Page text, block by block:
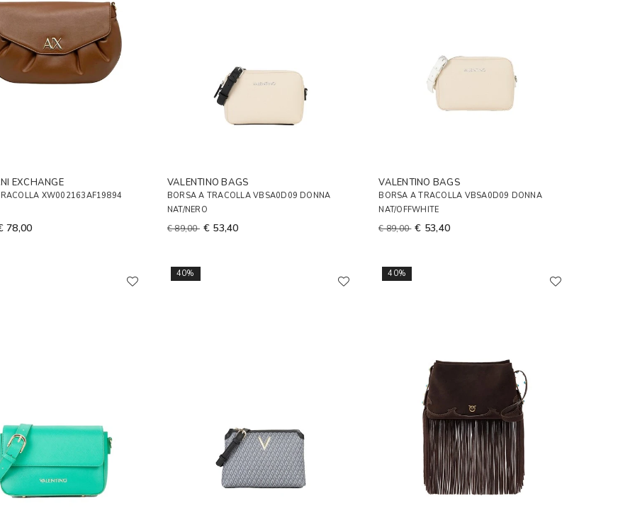
EXCHANGE
XW002163AF19894
78,00
VALENTINO BAGS
BORSA A TRACOLLA VBSA0D09 DONNA
NAT/NERO
€ 89,00 € 53,40
VALENTINO BAGS
BORSA A TRACOLLA VBSA0D09 DONNA
NAT/OFFWHITE
€ 89,00 € 53,40
40% 40%